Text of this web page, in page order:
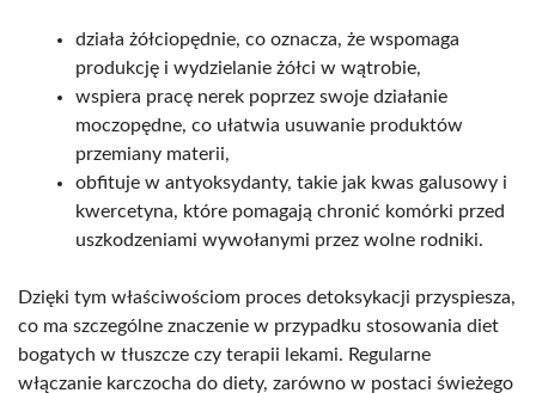
działa żółciopędnie, co oznacza, że wspomaga
produkcję i wydzielanie żółci w wątrobie,
wspiera pracę nerek poprzez swoje działanie
moczopędne, co ułatwia usuwanie produktów
przemiany materii,
obfituje w antyoksydanty, takie jak kwas galusowy i
kwercetyna, które pomagają chronić komórki przed
uszkodzeniami wywołanymi przez wolne rodniki.
Dzięki tym właściwościom proces detoksykacji przyspiesza,
co ma szczególne znaczenie w przypadku stosowania diet
bogatych w tłuszcze czy terapii lekami. Regularne
włączanie karczocha do diety, zarówno w postaci świeżego